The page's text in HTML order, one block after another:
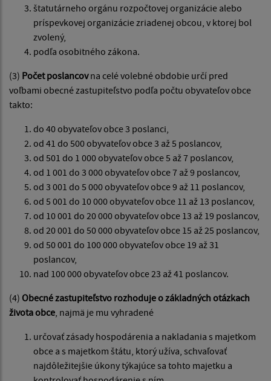
štatutárneho orgánu rozpočtovej organizácie alebo
príspevkovej organizácie zriadenej obcou, v ktorej bol
zvolený,
podľa osobitného zákona.
(3) Počet poslancovna celé volebné obdobie určí pred
voľbami obecné zastupiteľstvo podľa počtu obyvateľov obce
takto:
do 40 obyvateľov obce 3 poslanci,
od 41 do 500 obyvateľov obce 3 až 5 poslancov,
od 501 do 1 000 obyvateľov obce 5 až 7 poslancov,
od 1 001 do 3 000 obyvateľov obce 7 až 9 poslancov,
od 3 001 do 5 000 obyvateľov obce 9 až 11 poslancov,
od 5 001 do 10 000 obyvateľov obce 11 až 13 poslancov,
od 10 001 do 20 000 obyvateľov obce 13 až 19 poslancov,
od 20 001 do 50 000 obyvateľov obce 15 až 25 poslancov,
od 50 001 do 100 000 obyvateľov obce 19 až 31
poslancov,
nad 100 000 obyvateľov obce 23 až 41 poslancov.
(4) Obecné zastupiteľstvo rozhoduje o základných otázkach
života obce , najmä je mu vyhradené
určovať zásady hospodárenia a nakladania s majetkom
obce a s majetkom štátu, ktorý užíva, schvaľovať
najdôležitejšie úkony týkajúce sa tohto majetku a